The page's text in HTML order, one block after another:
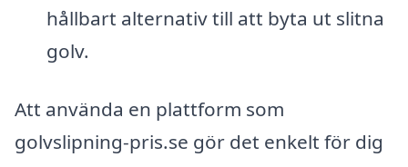
hållbart alternativ till att byta ut slitna
golv.
Att använda en plattform som
golvslipning-pris.se gör det enkelt för dig